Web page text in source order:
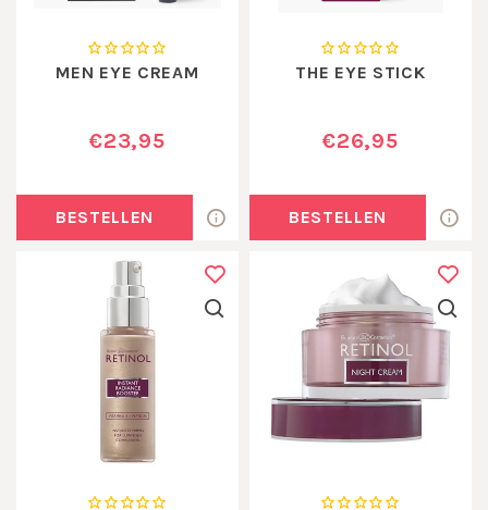
MEN EYE CREAM
€23,95
BESTELLEN
THE EYE STICK
€26,95
BESTELLEN